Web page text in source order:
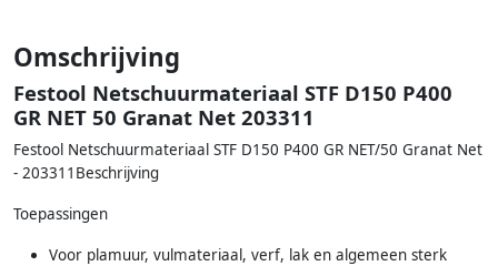
Omschrijving
Festool Netschuurmateriaal STF D150 P400
GR NET 50 Granat Net 203311
Festool Netschuurmateriaal STF D150 P400 GR NET/50 Granat Net
- 203311Beschrijving
Toepassingen
Voor plamuur, vulmateriaal, verf, lak en algemeen sterk